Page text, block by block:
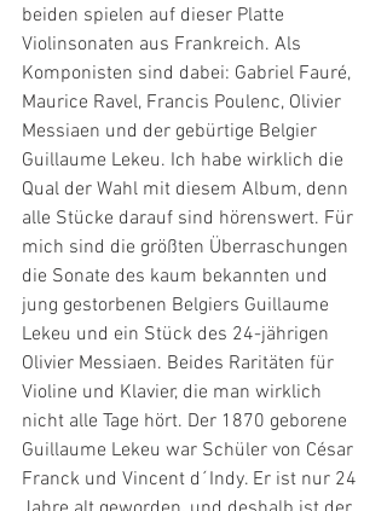
beiden spielen auf dieser Platte
Violinsonaten aus Frankreich. Als
Komponisten sind dabei: Gabriel Fauré,
Maurice Ravel, Francis Poulenc, Olivier
Messiaen und der gebürtige Belgier
Guillaume Lekeu. Ich habe wirklich die
Qual der Wahl mit diesem Album, denn
alle Stücke darauf sind hörenswert. Für
mich sind die größten Überraschungen
die Sonate des kaum bekannten und
jung gestorbenen Belgiers Guillaume
Lekeu und ein Stück des 24-jährigen
Olivier Messiaen. Beides Raritäten für
Violine und Klavier, die man wirklich
nicht alle Tage hört. Der 1870 geborene
Guillaume Lekeu war Schüler von César
Franck und Vincent d´Indy. Er ist nur 24